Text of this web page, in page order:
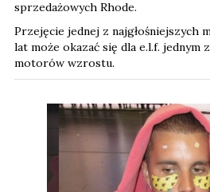
sprzedażowych Rhode.
Przejęcie jednej z najgłośniejszych
lat może okazać się dla e.l.f. jednym
motorów wzrostu.